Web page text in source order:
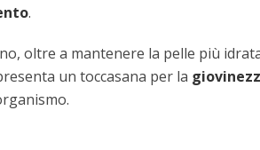
.
oltre a mantenere la pelle più
un toccasana per la